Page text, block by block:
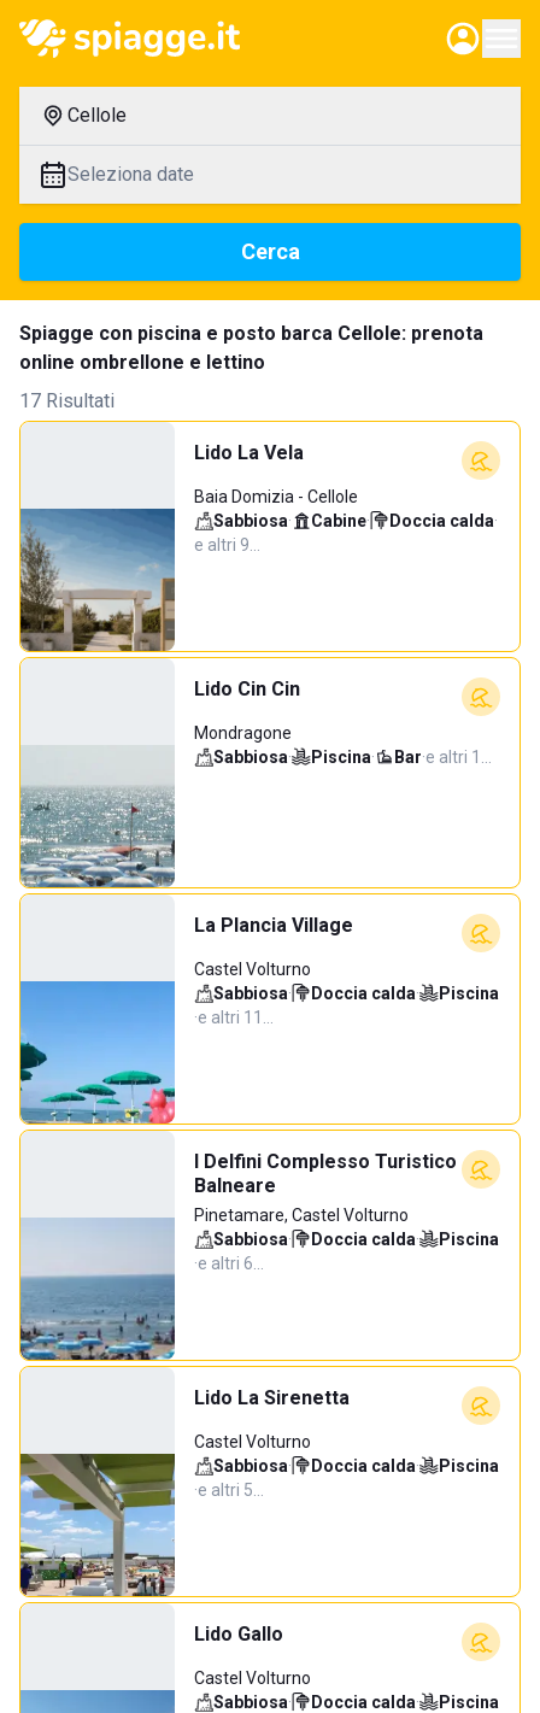
Cellole
Seleziona date
Cerca
Spiagge con piscina e posto barca Cellole: prenota
online ombrellone e lettino
17 Risultati
Lido La Vela
Baia Domizia - Cellole
Sabbiosa· Cabine· Doccia calda·
e altri 9…
Lido Cin Cin
Mondragone
Sabbiosa· Piscina· Bar·e altri 1…
La Plancia Village
Castel Volturno
Sabbiosa· Doccia calda·
Piscina
·e altri 11…
I Delfini Complesso Turistico
Balneare
Pinetamare, Castel Volturno
Sabbiosa· Doccia calda·
Piscina
·e altri 6…
Lido La Sirenetta
Castel Volturno
Sabbiosa· Doccia calda·
Piscina
·e altri 5…
Lido Gallo
Castel Volturno
Sabbiosa· Doccia calda·
Piscina